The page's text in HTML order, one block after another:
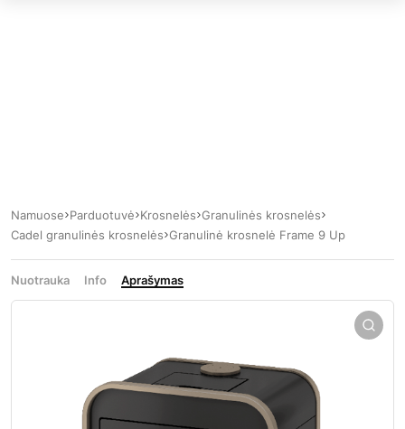
Namuose Parduotuvė Krosnelės Granulinės krosnelės
Cadel granulinės krosnelės Granulinė krosnelė Frame 9 Up
Nuotrauka Info Aprašymas